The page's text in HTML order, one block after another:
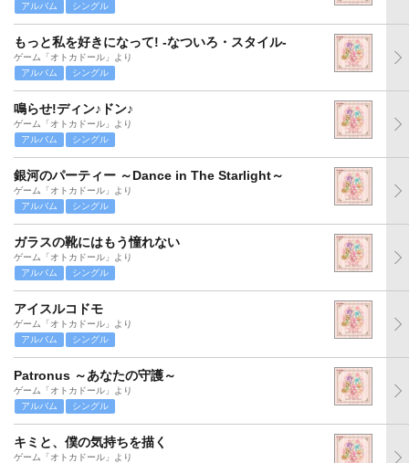
アルバム
シングル
もっと私を好きになって! -なついろ・スタイル-
ゲーム「オトカドール」より
アルバム
シングル
鳴らせ!ディン♪ドン♪
ゲーム「オトカドール」より
アルバム
シングル
銀河のパーティー ～Dance in The Starlight～
ゲーム「オトカドール」より
アルバム
シングル
ガラスの靴にはもう憧れない
ゲーム「オトカドール」より
アルバム
シングル
アイスルコドモ
ゲーム「オトカドール」より
アルバム
シングル
Patronus ～あなたの守護～
ゲーム「オトカドール」より
アルバム
シングル
キミと、僕の気持ちを描く
ゲーム「オトカドール」より